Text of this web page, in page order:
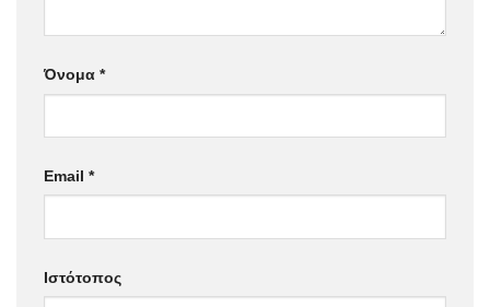
Όνομα *
Email *
Ιστότοπος